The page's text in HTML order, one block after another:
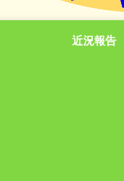
近況報告